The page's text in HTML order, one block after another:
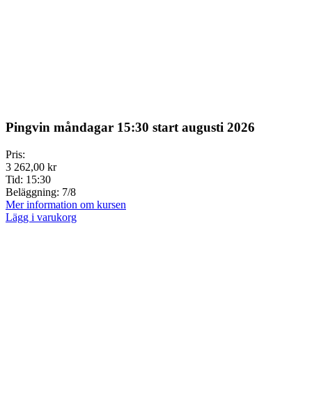
Pingvin måndagar 15:30 start augusti 2026
Pris:
3 262,00 kr
Tid: 15:30
Beläggning: 7/8
Mer information om kursen
Lägg i varukorg